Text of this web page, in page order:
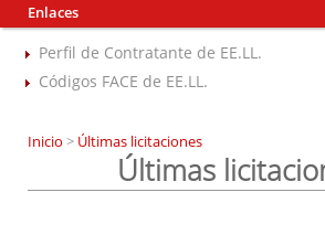
Enlaces
Perfil de Contratante de EE.LL.
Códigos FACE de EE.LL.
Inicio > Últimas licitaciones
Últimas